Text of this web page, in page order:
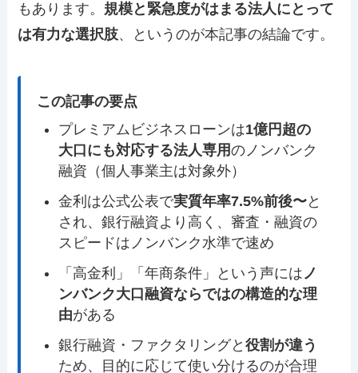
もあります。 規模と緊急度がはまる法人にとって
は有力な選択肢、というのが本記事の結論です。
この記事の要点
プレミアムビジネスローンは1億円超の
大口にも対応する法人専用のノンバンク
融資（個人事業主は対象外）
金利は公式公表で実質年率7.5%前後〜と
され、銀行融資より高く、審査・融資の
スピードはノンバンク水準で速め
「高金利」「年商条件」という声にはノ
ンバンク大口融資ならではの構造的な理
由がある
銀行融資・ファクタリングと役割が違う
ため、目的に応じて使い分けるのが合理